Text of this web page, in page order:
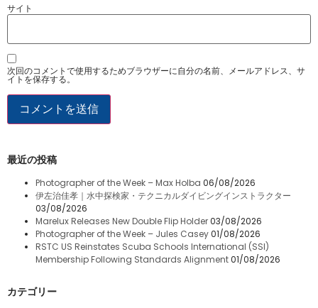
サイト
次回のコメントで使用するためブラウザーに自分の名前、メールアドレス、サ
イトを保存する。
最近の投稿
Photographer of the Week – Max Holba 06/08/2026
伊左治佳孝｜水中探検家・テクニカルダイビングインストラクター
03/08/2026
Marelux Releases New Double Flip Holder03/08/2026
Photographer of the Week – Jules Casey01/08/2026
RSTC US Reinstates Scuba Schools International (SSI)
Membership Following Standards Alignment01/08/2026
カテゴリー